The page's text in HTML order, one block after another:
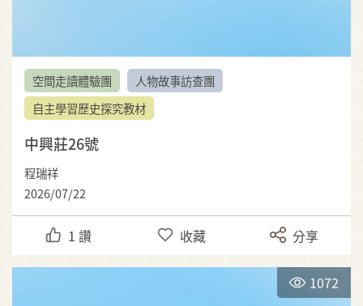
空間走讀體驗團
人物故事訪查團
自主學習歷史探究教材
中興莊26號
程瑞祥
2026/07/22
1 讚 收藏 分享
1072